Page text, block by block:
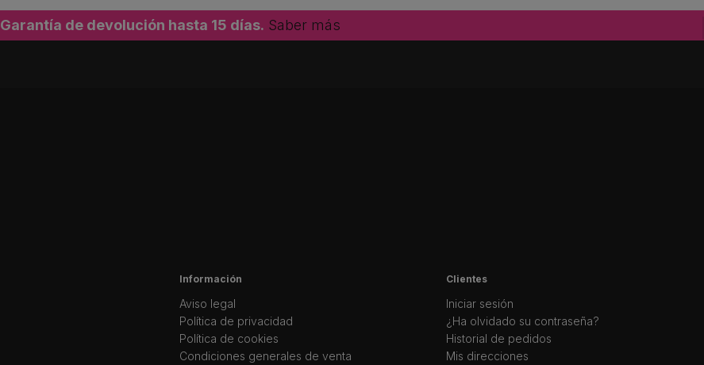
Garantía de devolución hasta 15 días. Saber más
Información
Aviso legal
Política de privacidad
Política de cookies
Condiciones generales de venta
Clientes
Iniciar sesión
¿Ha olvidado su contraseña?
Historial de pedidos
Mis direcciones